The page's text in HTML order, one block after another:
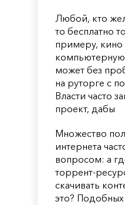
Любой, кто
то бесплатно
примеру, кино
может без
на руторге с
Власти часто
проект, дабы
Множество
интернета
вопросом: а
торрент-
скачивать
это?